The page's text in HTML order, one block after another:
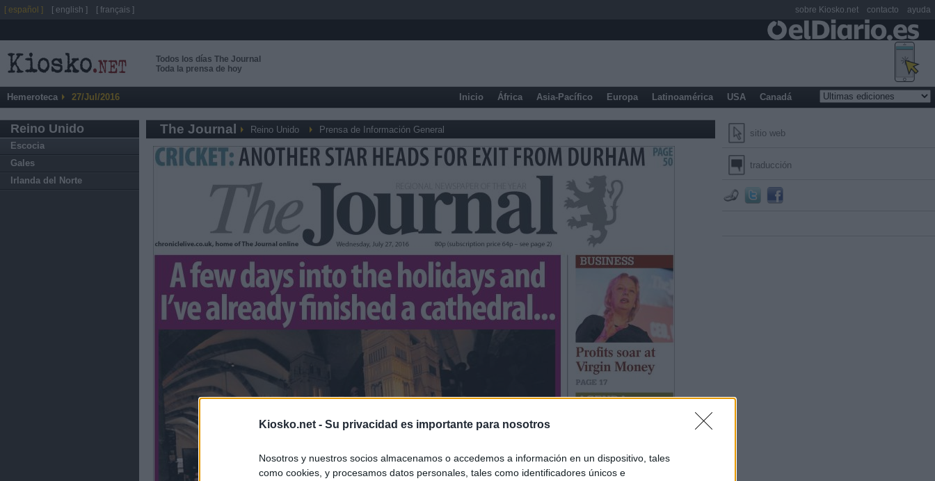
Kiosko.net - Su privacidad es importante para nosotros
Nosotros y nuestros socios almacenamos o accedemos a información en un dispositivo, tales
como cookies, y procesamos datos personales, tales como identificadores únicos e
Todos los días The Journal
Toda la prensa de hoy
Hemeroteca 27/Jul/2016 Inicio África Asia-Pacífico Europa Latinoamérica USA Canadá
Reino Unido
Escocia
Gales
Irlanda del Norte
sitio web
traducción
The Journal Reino Unido Prensa de Información General
[ español ] [ english ] [ français ] sobre Kiosko.net contacto ayuda